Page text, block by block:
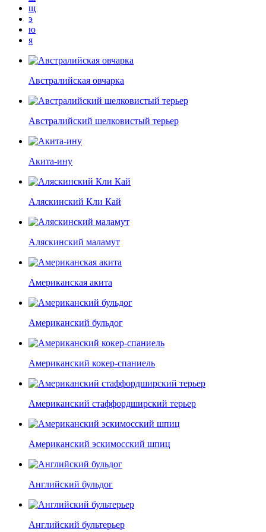
щ
э
ю
я
Австралийская овчарка
Австралийский шелковистый терьер
Акита-ину
Аляскинский Кли Кай
Аляскинский маламут
Американская акита
Американский бульдог
Американский кокер-спаниель
Американский стаффордширский терьер
Американский эскимосский шпиц
Английский бульдог
Английский бультерьер